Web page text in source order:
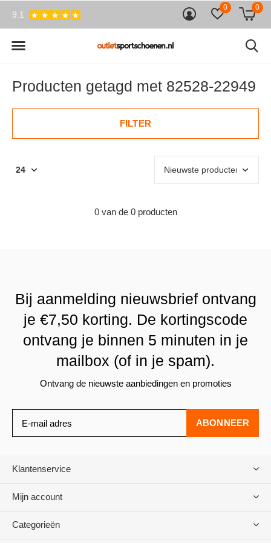
0 0
9.1
Producten getagd met 82528-22949
FILTER
0 van de 0 producten
Bij aanmelding nieuwsbrief ontvang
je €7,50 korting. De kortingscode
ontvang je binnen 5 minuten in je
mailbox (of in je spam).
Ontvang de nieuwste aanbiedingen en promoties
ABONNEER
Klantenservice
Mijn account
Categorieën